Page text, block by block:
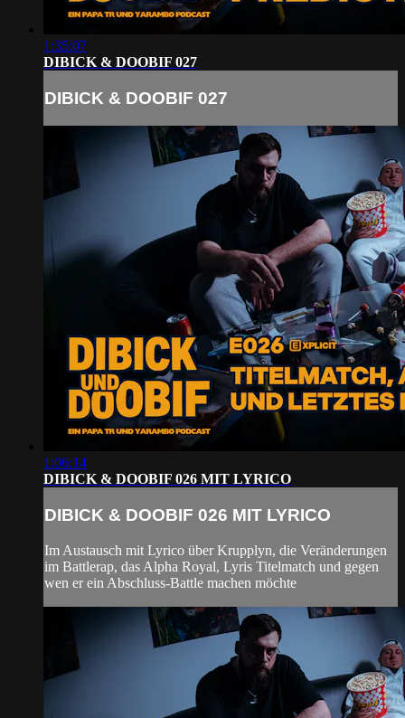
1:35:07
DIBICK & DOOBIF 027
DIBICK & DOOBIF 027
1:06:14
DIBICK & DOOBIF 026 MIT LYRICO
DIBICK & DOOBIF 026 MIT LYRICO
Im Austausch mit Lyrico über Krupplyn, die Veränderungen
im Battlerap, das Alpha Royal, Lyris Titelmatch und gegen
wen er ein Abschluss-Battle machen möchte